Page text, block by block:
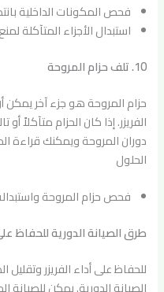
فحص المكونات الداخلية
استبدال الأجزاء المتآكلة
10. تلف حزام المروحة
حزام المروحة هو جزء آخر
الفريزر. إذا كان الحزام متآكلاً
دوران المروحة ويمكنك قراءة
الحلول
فحص حزام المروحة
طرق الصيانة الدورية للحفاظ
للحفاظ على أداء الفريزر
الصيانة الدورية. يمكن